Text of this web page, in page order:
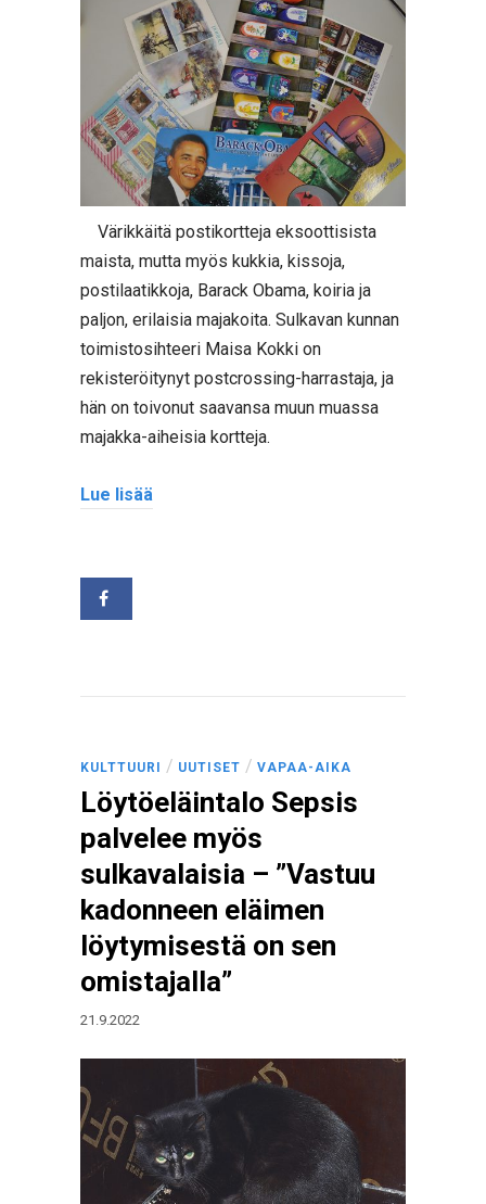
Värikkäitä postikortteja eksoottisista
maista, mutta myös kukkia, kissoja,
postilaatikkoja, Barack Obama, koiria ja
paljon, erilaisia majakoita. Sulkavan kunnan
toimistosihteeri Maisa Kokki on
rekisteröitynyt postcrossing-harrastaja, ja
hän on toivonut saavansa muun muassa
majakka-aiheisia kortteja.
Lue lisää
KULTTUURI / UUTISET / VAPAA-AIKA
Löytöeläintalo Sepsis
palvelee myös
sulkavalaisia – ”Vastuu
kadonneen eläimen
löytymisestä on sen
omistajalla”
21.9.2022